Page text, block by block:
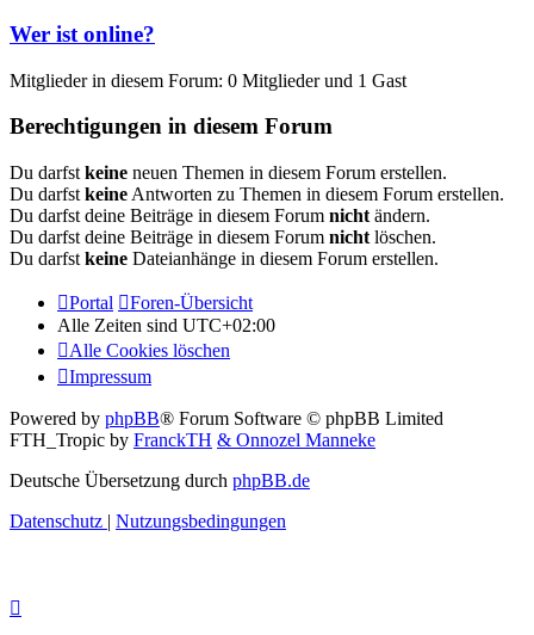
Wer ist online?
Mitglieder in diesem Forum: 0 Mitglieder und 1 Gast
Berechtigungen in diesem Forum
Du darfst keine neuen Themen in diesem Forum erstellen.
Du darfst keine Antworten zu Themen in diesem Forum erstellen.
Du darfst deine Beiträge in diesem Forum nicht ändern.
Du darfst deine Beiträge in diesem Forum nicht löschen.
Du darfst keine Dateianhänge in diesem Forum erstellen.
Portal
Foren-Übersicht
Alle Zeiten sind UTC+02:00
Alle Cookies löschen
Impressum
Powered by phpBB® Forum Software © phpBB Limited
FTH_Tropic by FranckTH & Onnozel Manneke
Deutsche Übersetzung durch phpBB.de
Datenschutz | Nutzungsbedingungen